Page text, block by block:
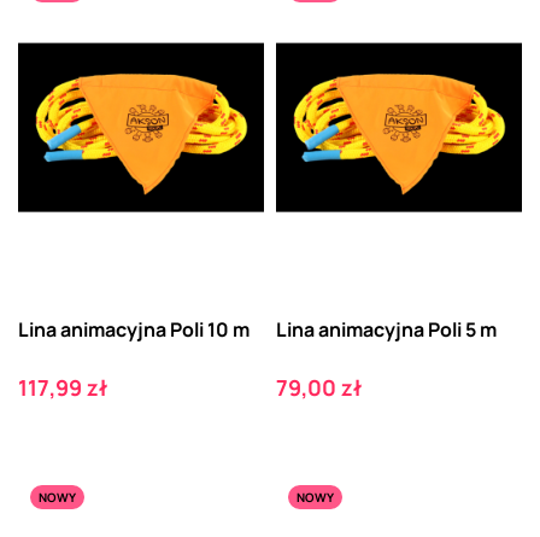
Lina animacyjna Poli 10 m
Cena
117,99 zł
Lina animacyjna Poli 5 m
Cena
79,00 zł
NOWY NOWY